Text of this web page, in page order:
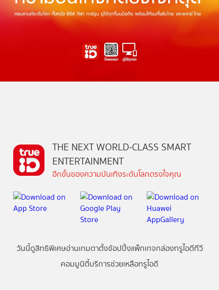
THE NEXT WORLD-CLASS SMART
ENTERTAINMENT
อีกขั้นของความบันเทิงระดับโลกตรงใจคุณ
วันนี้ดูสิทธิพิเศษอ่านเกมตาตั้งช้อปปิ้งแพ็กเกจกล่องทรูไอดีทีวี
คอมมูนิตี้บริการช่วยเหลือทรูไอดี